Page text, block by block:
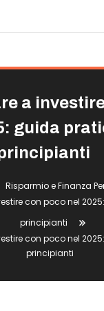
a
guida
Risparmio e Finanza
con poco nel
principianti
con poco nel
principianti